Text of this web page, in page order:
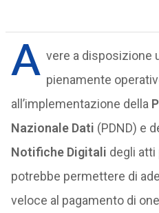
A vere a disposizione
pienamente
all’implementazione della
Nazionale Dati (PDND) e
Notifiche Digitali degli atti
potrebbe permettere di
veloce al pagamento di